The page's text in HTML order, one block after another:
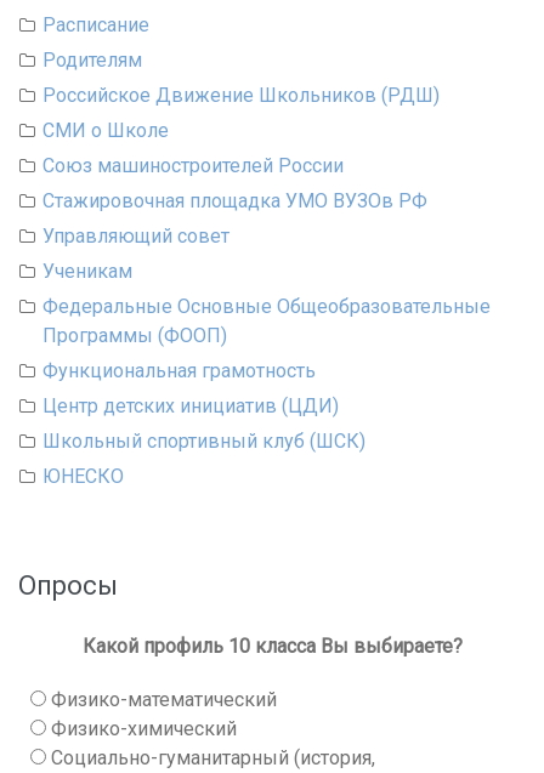
Расписание
Родителям
Российское Движение Школьников (РДШ)
СМИ о Школе
Союз машиностроителей России
Стажировочная площадка УМО ВУЗОв РФ
Управляющий совет
Ученикам
Федеральные Основные Общеобразовательные
Программы (ФООП)
Функциональная грамотность
Центр детских инициатив (ЦДИ)
Школьный спортивный клуб (ШСК)
ЮНЕСКО
Опросы
Какой профиль 10 класса Вы выбираете?
Физико-математический
Физико-химический
Социально-гуманитарный (история,